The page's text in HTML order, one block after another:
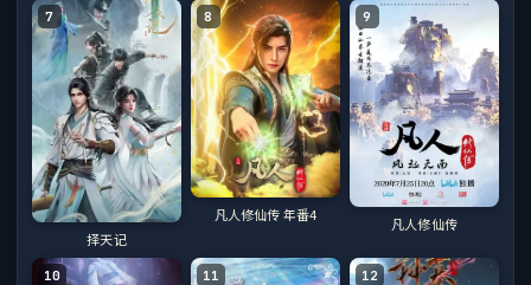
7
择天记
8
凡人修仙传 年番4
9
凡人修仙传
10 11 12